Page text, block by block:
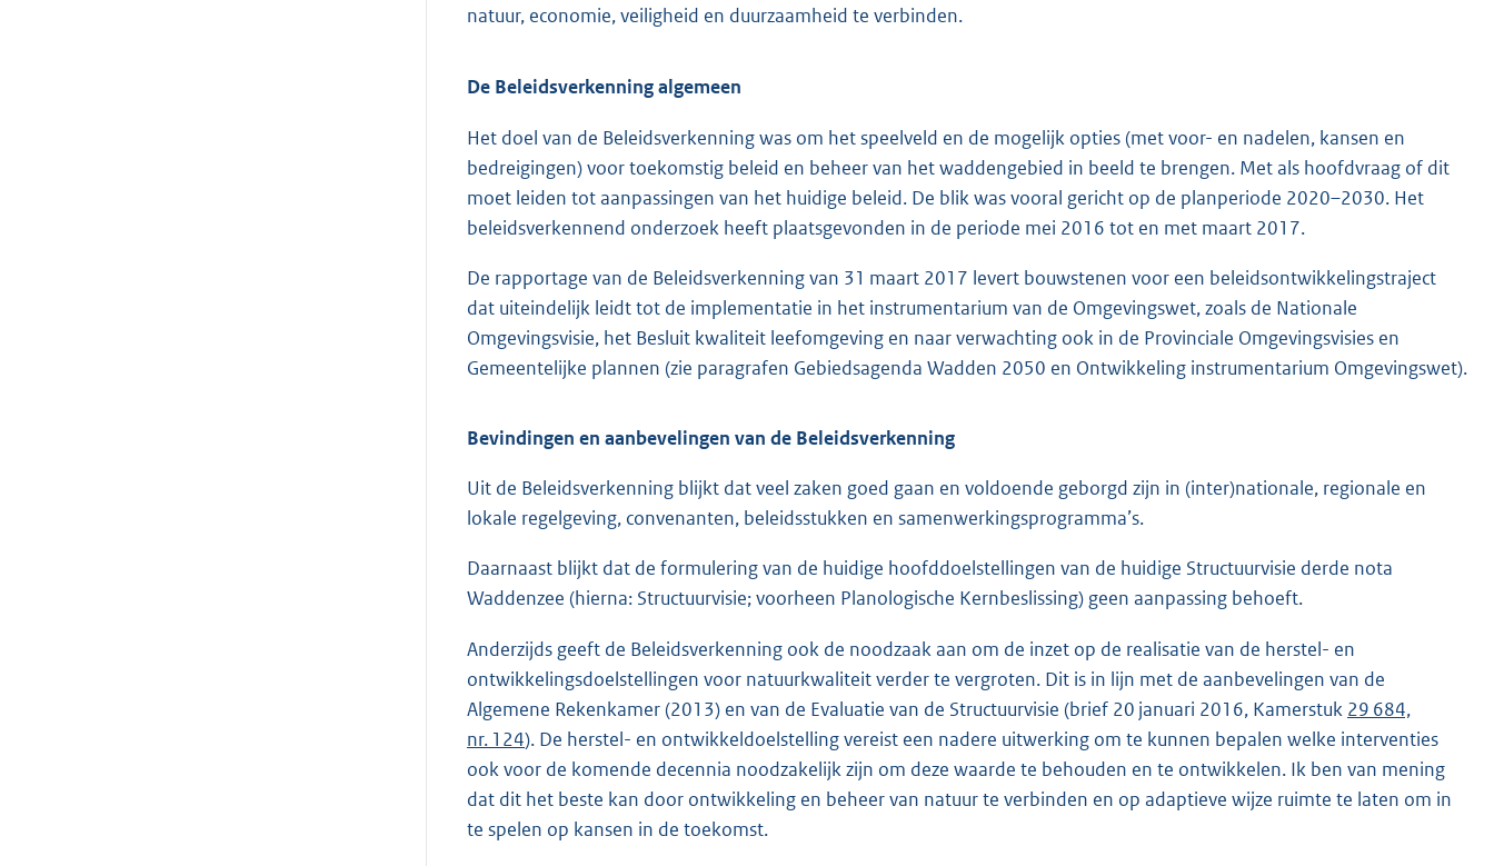
natuur, economie, veiligheid en duurzaamheid te verbinden.
De Beleidsverkenning algemeen
Het doel van de Beleidsverkenning was om het speelveld en de mogelijk opties (met voor- en nadelen, kansen en
bedreigingen) voor toekomstig beleid en beheer van het waddengebied in beeld te brengen. Met als hoofdvraag of dit
moet leiden tot aanpassingen van het huidige beleid. De blik was vooral gericht op de planperiode 2020–2030. Het
beleidsverkennend onderzoek heeft plaatsgevonden in de periode mei 2016 tot en met maart 2017.
De rapportage van de Beleidsverkenning van 31 maart 2017 levert bouwstenen voor een beleidsontwikkelingstraject
dat uiteindelijk leidt tot de implementatie in het instrumentarium van de Omgevingswet, zoals de Nationale
Omgevingsvisie, het Besluit kwaliteit leefomgeving en naar verwachting ook in de Provinciale Omgevingsvisies en
Gemeentelijke plannen (zie paragrafen Gebiedsagenda Wadden 2050 en Ontwikkeling instrumentarium Omgevingswet).
Bevindingen en aanbevelingen van de Beleidsverkenning
Uit de Beleidsverkenning blijkt dat veel zaken goed gaan en voldoende geborgd zijn in (inter)nationale, regionale en
lokale regelgeving, convenanten, beleidsstukken en samenwerkingsprogramma’s.
Daarnaast blijkt dat de formulering van de huidige hoofddoelstellingen van de huidige Structuurvisie derde nota
Waddenzee (hierna: Structuurvisie; voorheen Planologische Kernbeslissing) geen aanpassing behoeft.
Anderzijds geeft de Beleidsverkenning ook de noodzaak aan om de inzet op de realisatie van de herstel- en
ontwikkelingsdoelstellingen voor natuurkwaliteit verder te vergroten. Dit is in lijn met de aanbevelingen van de
Algemene Rekenkamer (2013) en van de Evaluatie van de Structuurvisie (brief 20 januari 2016, Kamerstuk 29 684,
nr. 124). De herstel- en ontwikkeldoelstelling vereist een nadere uitwerking om te kunnen bepalen welke interventies
ook voor de komende decennia noodzakelijk zijn om deze waarde te behouden en te ontwikkelen. Ik ben van mening
dat dit het beste kan door ontwikkeling en beheer van natuur te verbinden en op adaptieve wijze ruimte te laten om in
te spelen op kansen in de toekomst.